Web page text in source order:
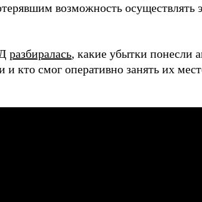
возможность
разбиралась, какие убытки
и кто смог оперативно занять их